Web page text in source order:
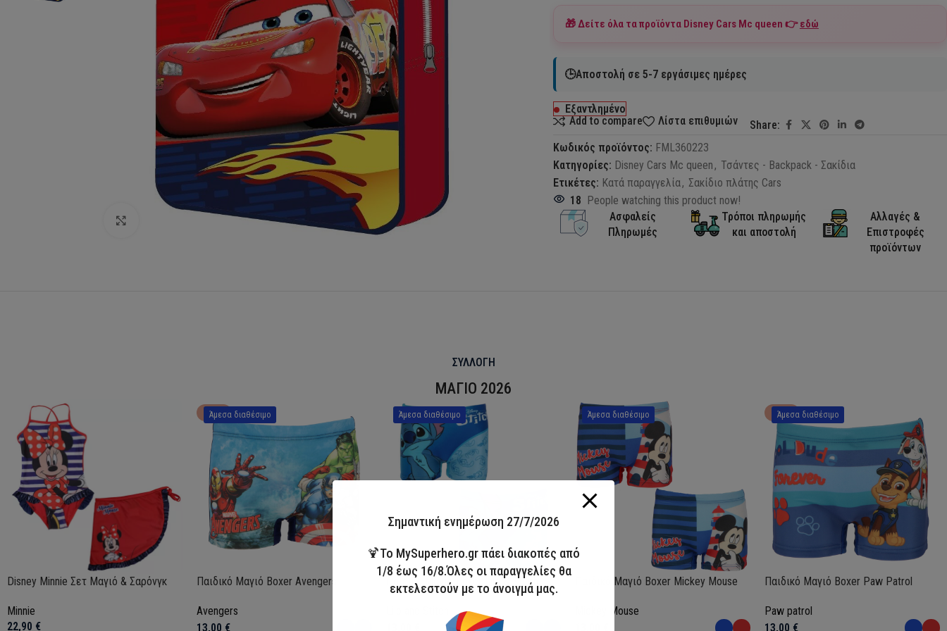
🎁 Δείτε όλα τα προϊόντα Disney Cars Mc queen 👉εδώ
🕒Αποστολή σε 5-7 εργάσιμες ημέρες
Εξαντλημένο
Add to compare
Λίστα επιθυμιών
Share:
Κωδικός προϊόντος: FML360223
Κατηγορίες: Disney Cars Mc queen , Τσάντες - Backpack - Σακίδια
Ετικέτες: Κατά παραγγελία, Σακίδιο πλάτης Cars
18 People watching this product now!
Ασφαλείς
Πληρωμές
Τρόποι πληρωμής
και αποστολή
Αλλαγές &
Επιστροφές
προϊόντων
ΣΥΛΛΟΓΗ
ΜΑΓΙΟ 2026
Disney Minnie Σετ Μαγιό & Σαρόνγκ
Minnie
22,90 €
Άμεσα διαθέσιμο
HOT
Παιδικό Μαγιό Boxer Avengers
Avengers
13,00 €
Άμεσα διαθέσιμο
Παιδικό Μαγιό Boxer Lilo & Stitch
Άμεσα διαθέσιμο
Παιδικό Μαγιό Boxer Mickey Mouse
Mickey Mouse
Άμεσα διαθέσιμο
HOT
Παιδικό Μαγιό Boxer Paw Patrol
Paw patrol
13,00 €
Σημαντική ενημέρωση 27/7/2026
🍹Το MySuperhero.gr πάει διακοπές από
1/8 έως 16/8.Όλες οι παραγγελίες θα
εκτελεστούν με το άνοιγμά μας.